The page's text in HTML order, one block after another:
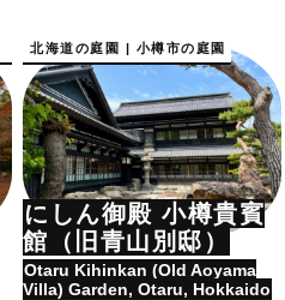
北海道の庭園 | 小樽市の庭園
にしん御殿 小樽貴賓
館（旧青山別邸）
Otaru Kihinkan (Old Aoyama
Villa) Garden, Otaru, Hokkaido